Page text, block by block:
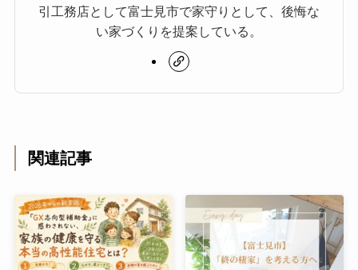
引工務店として富士見市で家守りとして、後悔な
い家づくりを提案している。
関連記事